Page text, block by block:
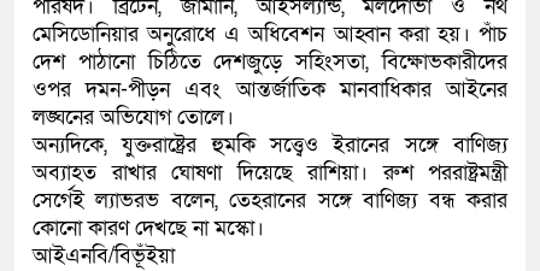
পরিষদ। ব্রিটেন, জার্মানি, আইসল্যান্ড, মলদোভা ও নর্থ
মেসিডোনিয়ার অনুরোধে এ অধিবেশন আহ্বান করা হয়। পাঁচ
দেশ পাঠানো চিঠিতে দেশজুড়ে সহিংসতা, বিক্ষোভকারীদের
ওপর দমন-পীড়ন এবং আন্তর্জাতিক মানবাধিকার আইনের
লঙ্ঘনের অভিযোগ তোলে।
অন্যদিকে, যুক্তরাষ্ট্রের হুমকি সত্ত্বেও ইরানের সঙ্গে বাণিজ্য
অব্যাহত রাখার ঘোষণা দিয়েছে রাশিয়া। রুশ পররাষ্ট্রমন্ত্রী
সের্গেই ল্যাভরভ বলেন, তেহরানের সঙ্গে বাণিজ্য বন্ধ করার
কোনো কারণ দেখছে না মস্কো।
আইএনবি/বিভূঁইয়া